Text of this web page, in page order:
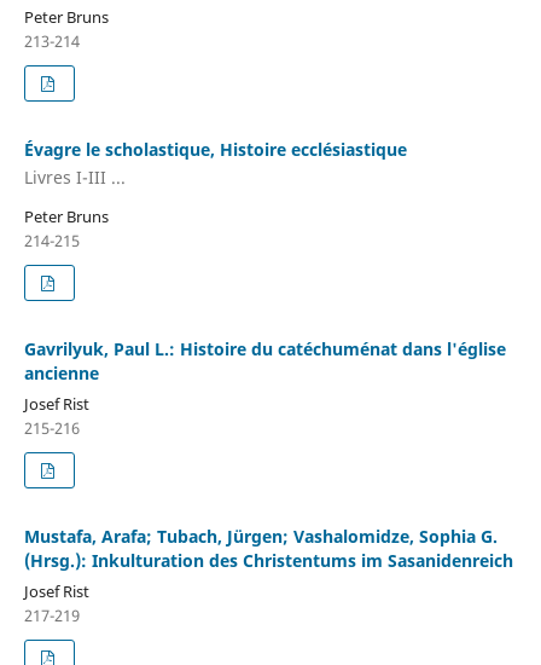
Peter Bruns
213-214
Évagre le scholastique, Histoire ecclésiastique
Livres I-III ...
Peter Bruns
214-215
Gavrilyuk, Paul L.: Histoire du catéchuménat dans l'église
ancienne
Josef Rist
215-216
Mustafa, Arafa; Tubach, Jürgen; Vashalomidze, Sophia G.
(Hrsg.): Inkulturation des Christentums im Sasanidenreich
Josef Rist
217-219